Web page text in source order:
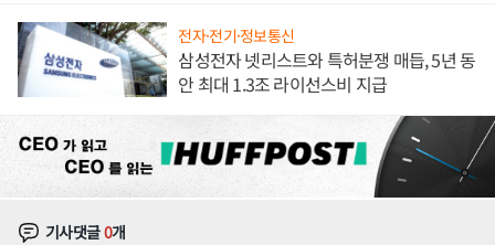
전자·전기·정보통신
삼성전자 넷리스트와 특허분쟁 매듭, 5년 동
안 최대 1.3조 라이선스비 지급
기사댓글0개